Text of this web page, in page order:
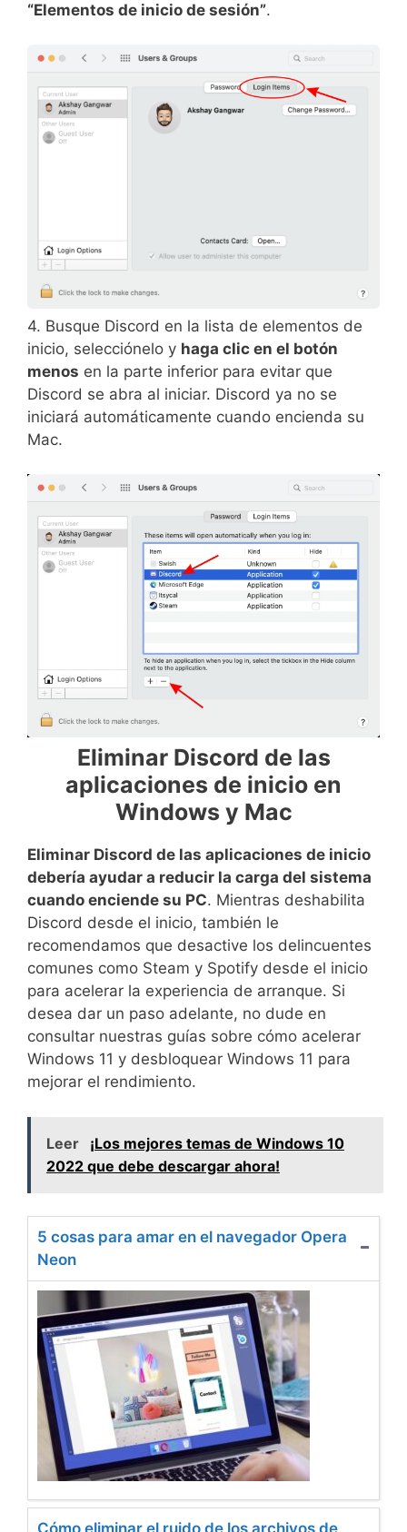
“Elementos de inicio de sesión”.
4. Busque Discord en la lista de elementos de
inicio, selecciónelo y haga clic en el botón
menos en la parte inferior para evitar que
Discord se abra al iniciar. Discord ya no se
iniciará automáticamente cuando encienda su
Mac.
Eliminar Discord de las
aplicaciones de inicio en
Windows y Mac
Eliminar Discord de las aplicaciones de inicio
debería ayudar a reducir la carga del sistema
cuando enciende su PC. Mientras deshabilita
Discord desde el inicio, también le
recomendamos que desactive los delincuentes
comunes como Steam y Spotify desde el inicio
para acelerar la experiencia de arranque. Si
desea dar un paso adelante, no dude en
consultar nuestras guías sobre cómo acelerar
Windows 11 y desbloquear Windows 11 para
mejorar el rendimiento.
Leer
¡Los mejores temas de Windows 10
2022 que debe descargar ahora!
5 cosas para amar en el navegador Opera
Neon